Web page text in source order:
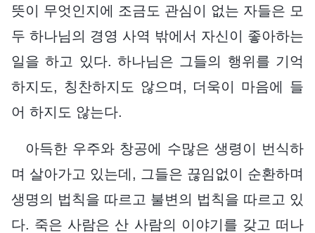
뜻이 무엇인지에 조금도 관심이 없는 자들은 모
두 하나님의 경영 사역 밖에서 자신이 좋아하는
일을 하고 있다. 하나님은 그들의 행위를 기억
하지도, 칭찬하지도 않으며, 더욱이 마음에 들
어 하지도 않는다.
아득한 우주와 창공에 수많은 생령이 번식하
며 살아가고 있는데, 그들은 끊임없이 순환하며
생명의 법칙을 따르고 불변의 법칙을 따르고 있
다. 죽은 사람은 산 사람의 이야기를 갖고 떠나